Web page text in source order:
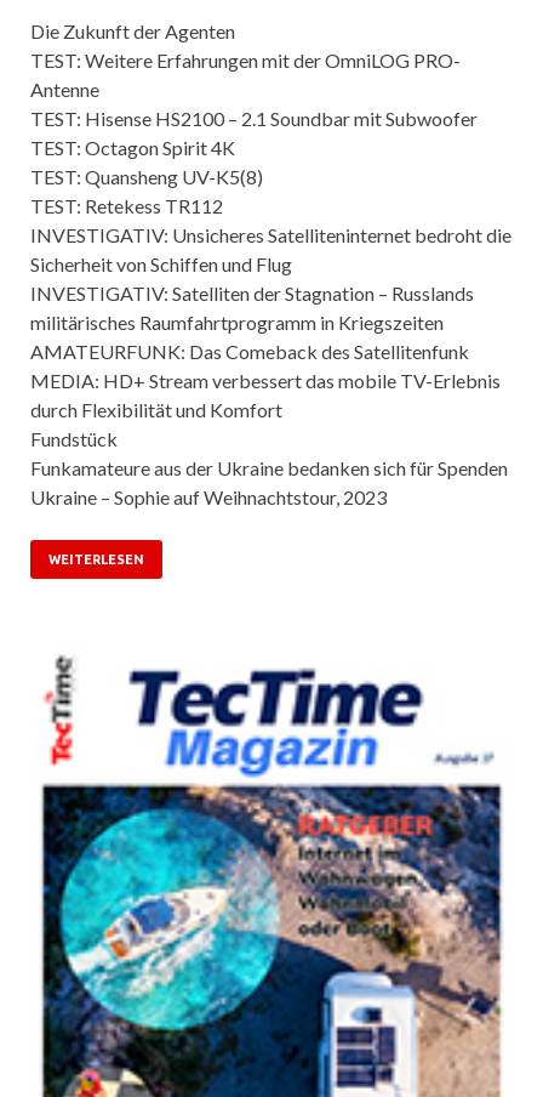
Die Zukunft der Agenten
TEST: Weitere Erfahrungen mit der OmniLOG PRO-
Antenne
TEST: Hisense HS2100 – 2.1 Soundbar mit Subwoofer
TEST: Octagon Spirit 4K
TEST: Quansheng UV-K5(8)
TEST: Retekess TR112
INVESTIGATIV: Unsicheres Satelliteninternet bedroht die
Sicherheit von Schiffen und Flug
INVESTIGATIV: Satelliten der Stagnation – Russlands
militärisches Raumfahrtprogramm in Kriegszeiten
AMATEURFUNK: Das Comeback des Satellitenfunk
MEDIA: HD+ Stream verbessert das mobile TV-Erlebnis
durch Flexibilität und Komfort
Fundstück
Funkamateure aus der Ukraine bedanken sich für Spenden
Ukraine – Sophie auf Weihnachtstour, 2023
WEITERLESEN